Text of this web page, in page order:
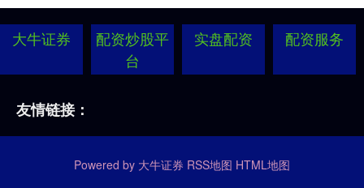
大牛证券
配资炒股平
台
实盘配资 配资服务
友情链接：
Powered by 大牛证券 RSS地图 HTML地图